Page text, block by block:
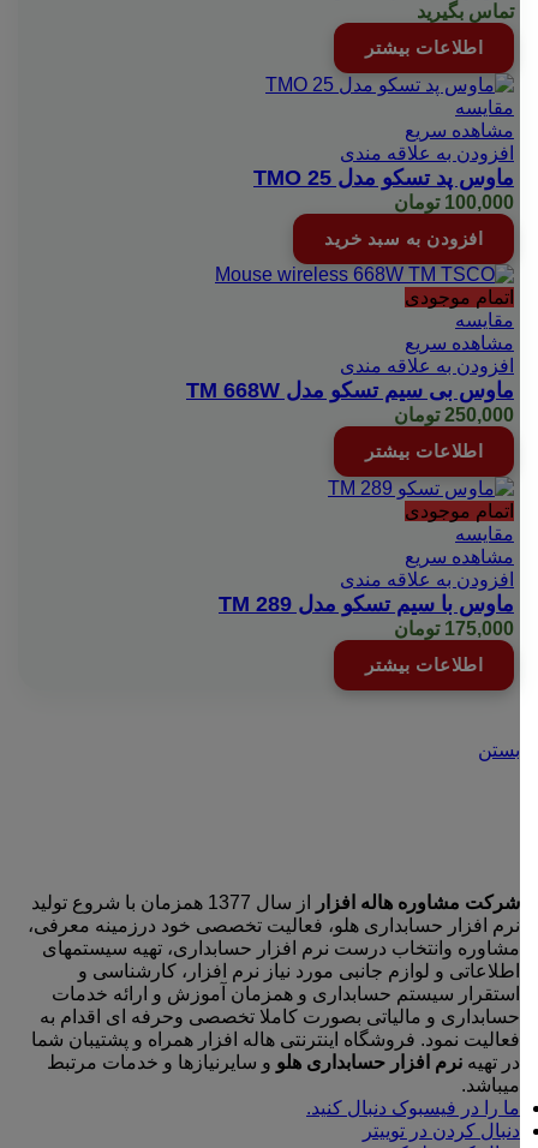
تماس بگیرید
اطلاعات بیشتر
مقایسه
مشاهده سریع
افزودن به علاقه مندی
ماوس پد تسکو مدل 25 TMO
100,000 تومان
افزودن به سبد خرید
اتمام موجودی
مقایسه
مشاهده سریع
افزودن به علاقه مندی
ماوس بی سیم تسکو مدل TM 668W
250,000 تومان
اطلاعات بیشتر
اتمام موجودی
مقایسه
مشاهده سریع
افزودن به علاقه مندی
ماوس با سیم تسکو مدل TM 289
175,000 تومان
اطلاعات بیشتر
بستن
شرکت مشاوره هاله افزار
از سال 1377 همزمان با شروع تولید
نرم افزار حسابداری هلو، فعالیت تخصصی خود درزمینه معرفی،
مشاوره وانتخاب درست نرم افزار حسابداری، تهیه سیستمهای
اطلاعاتی و لوازم جانبی مورد نیاز نرم افزار، کارشناسی و
استقرار سیستم حسابداری و همزمان آموزش و ارائه خدمات
حسابداری و مالیاتی بصورت کاملا تخصصی وحرفه ای اقدام به
فعالیت نمود. فروشگاه اینترنتی هاله افزار همراه و پشتیبان شما
در تهیه نرم افزار حسابداری هلو و سایرنیازها و خدمات مرتبط
میباشد.
ما را در فیسبوک دنبال کنید.
دنبال کردن در توییتر